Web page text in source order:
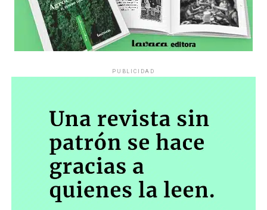
PUBLICIDAD